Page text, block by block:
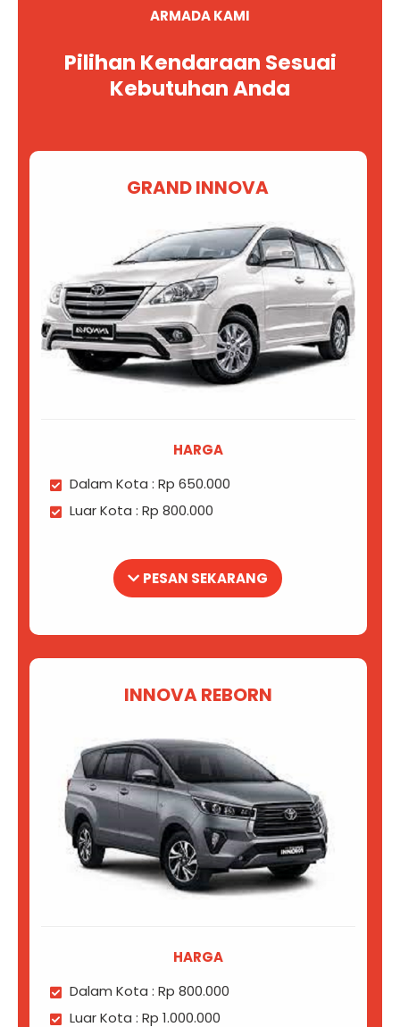
ARMADA KAMI
Pilihan Kendaraan Sesuai
Kebutuhan Anda
GRAND INNOVA
HARGA
Dalam Kota : Rp 650.000
Luar Kota : Rp 800.000
PESAN SEKARANG
INNOVA REBORN
HARGA
Dalam Kota : Rp 800.000
Luar Kota : Rp 1.000.000